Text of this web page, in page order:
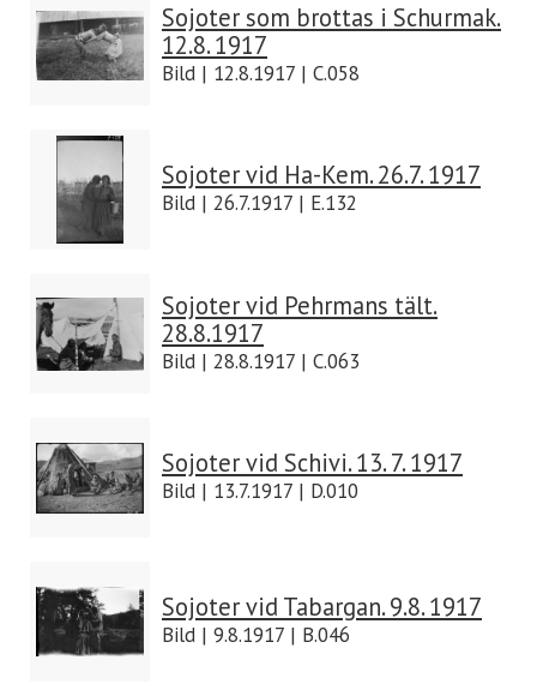
Sojoter som brottas i Schurmak.
12.8. 1917
Bild | 12.8.1917 | C.058
Sojoter vid Ha-Kem. 26.7. 1917
Bild | 26.7.1917 | E.132
Sojoter vid Pehrmans tält.
28.8.1917
Bild | 28.8.1917 | C.063
Sojoter vid Schivi. 13. 7. 1917
Bild | 13.7.1917 | D.010
Sojoter vid Tabargan. 9.8. 1917
Bild | 9.8.1917 | B.046